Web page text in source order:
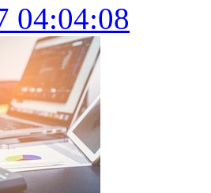
04:04:08